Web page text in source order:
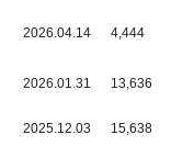
2026.04.14 4,444
2026.01.31 13,636
2025.12.03 15,638